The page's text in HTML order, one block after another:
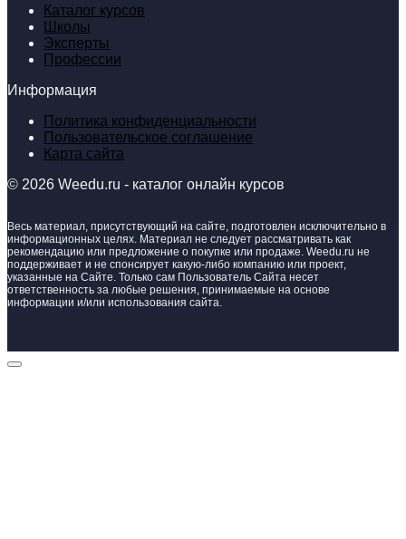
Каталог курсов
Школы
Эксперты
Профессии
Информация
Политика конфиденциальности
Пользовательское соглашение
Карта сайта
© 2026 Weedu.ru - каталог онлайн курсов
Весь материал, присутствующий на сайте, подготовлен исключительно в
информационных целях. Материал не следует рассматривать как
рекомендацию или предложение о покупке или продаже. Weedu.ru не
поддерживает и не спонсирует какую-либо компанию или проект,
указанные на Сайте. Только сам Пользователь Сайта несет
ответственность за любые решения, принимаемые на основе
информации и/или использования сайта.